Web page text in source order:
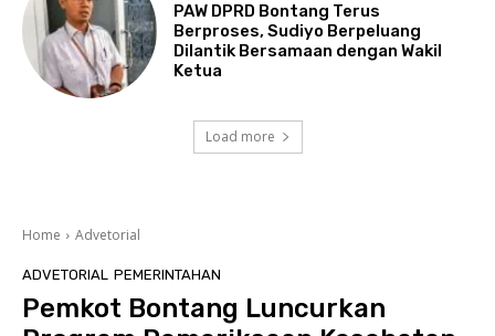
PAW DPRD Bontang Terus
Berproses, Sudiyo Berpeluang
Dilantik Bersamaan dengan Wakil
Ketua
Load more